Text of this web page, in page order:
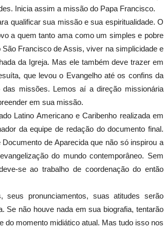
Inicia assim a missão do Papa Francisco.
qualificar sua missão e sua espiritualidade. O
a quem tanto ama como um simples e pobre
Francisco de Assis, viver na simplicidade e
da Igreja. Mas ele também deve trazer em
que levou o Evangelho até os confins da
missões. Lemos aí a direção missionária
em sua missão.
Latino Americano e Caribenho realizada em
da equipe de redação do documento final.
de Aparecida que não só inspirou a
do mundo contemporâneo. Sem
se ao trabalho de coordenação do então
pronunciamentos, suas atitudes serão
não houve nada em sua biografia, tentarão
momento midiático atual. Mas tudo isso nos